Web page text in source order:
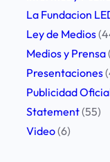
f
r
La Fundacion
Ley de Medios
Medios y Prensa
Presentaciones
Publicidad
Statement(55)
Video(6)